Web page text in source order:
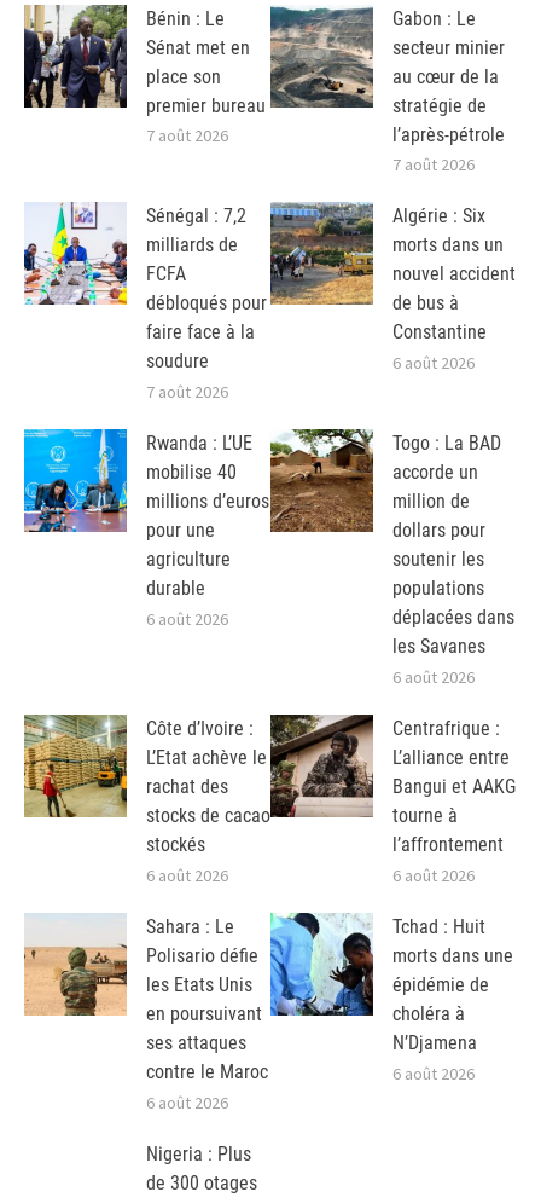
Bénin : Le
Sénat met en
place son
premier bureau
7 août 2026
Gabon : Le
secteur minier
au cœur de la
stratégie de
l’après-pétrole
7 août 2026
Sénégal : 7,2
milliards de
FCFA
débloqués pour
faire face à la
soudure
7 août 2026
Algérie : Six
morts dans un
nouvel accident
de bus à
Constantine
6 août 2026
Rwanda : L’UE
mobilise 40
millions d’euros
pour une
agriculture
durable
6 août 2026
Togo : La BAD
accorde un
million de
dollars pour
soutenir les
populations
déplacées dans
les Savanes
6 août 2026
Côte d’Ivoire :
L’Etat achève le
rachat des
stocks de cacao
stockés
6 août 2026
Centrafrique :
L’alliance entre
Bangui et AAKG
tourne à
l’affrontement
6 août 2026
Sahara : Le
Polisario défie
les Etats Unis
en poursuivant
ses attaques
contre le Maroc
6 août 2026
Tchad : Huit
morts dans une
épidémie de
choléra à
N’Djamena
6 août 2026
Nigeria : Plus
de 300 otages